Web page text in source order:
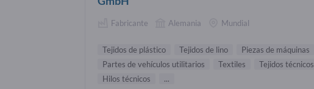
Fabricante Alemania Mundial
Tejidos de plástico Tejidos de lino
Piezas de máquinas
Partes de vehículos utilitarios
Textiles Tejidos técnicos
Hilos técnicos
...